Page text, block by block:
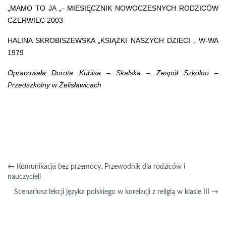
„MAMO TO JA „- MIESIĘCZNIK NOWOCZESNYCH RODZICÓW
CZERWIEC 2003
HALINA SKROBISZEWSKA „KSIĄŻKI NASZYCH DZIECI „ W-WA
1979
Opracowała Dorota Kubisa – Skalska – Zespół Szkolno –
Przedszkolnyw Żelisławicach
← Komunikacja bez przemocy. Przewodnik dla rodziców i
nauczycieli
Scenariusz lekcji języka polskiego w korelacji z religią w klasie III →